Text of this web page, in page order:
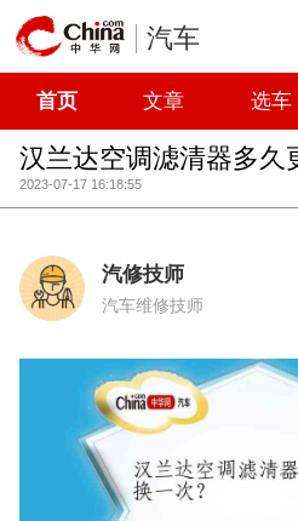
汽车
首页 文章 选车
汉兰达空调滤清器多久
2023-07-17 16:18:55
汽修技师
汽车维修技师